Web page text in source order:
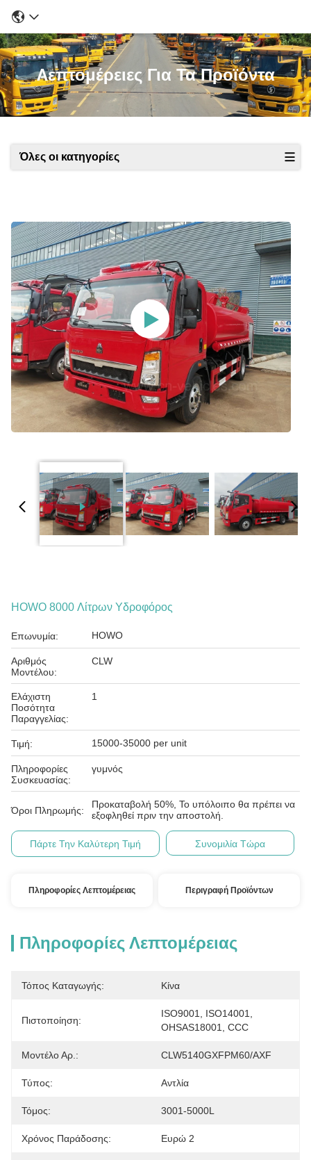
Λεπτομέρειες Για Τα Προϊόντα
Όλες οι κατηγορίες
HOWO 8000 Λίτρων Υδροφόρος
Επωνυμία: HOWO
Αριθμός
Μοντέλου:
CLW
Ελάχιστη
Ποσότητα
Παραγγελίας:
1
Τιμή: 15000-35000 per unit
Πληροφορίες
Συσκευασίας:
γυμνός
Όροι Πληρωμής:
Προκαταβολή 50%, Το υπόλοιπο θα πρέπει να
εξοφληθεί πριν την αποστολή.
Πάρτε Την Καλύτερη Τιμή Συνομιλία Τώρα
Πληροφορίες Λεπτομέρειας Περιγραφή Προϊόντων
Πληροφορίες Λεπτομέρειας
Τόπος Καταγωγής: Κίνα
Πιστοποίηση:
ISO9001, ISO14001,
OHSAS18001, CCC
Μοντέλο Αρ.: CLW5140GXFPM60/AXF
Τύπος: Αντλία
Τόμος: 3001-5000L
Χρόνος Παράδοσης: Ευρώ 2